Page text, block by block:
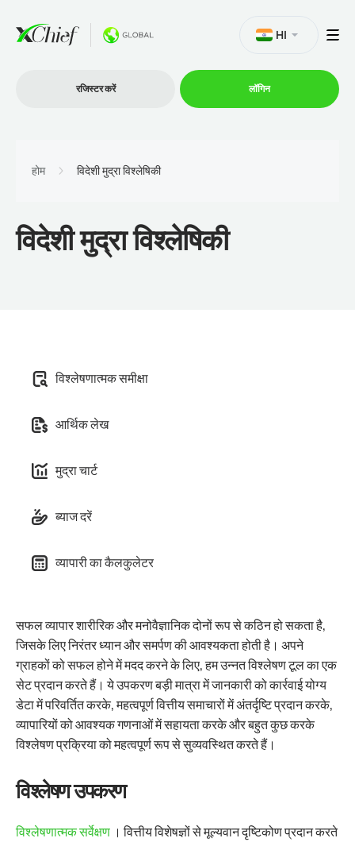
प्रोमोशन
HI
रजिस्टर करें लॉगिन
होम विदेशी मुद्रा विश्लेषिकी
विदेशी मुद्रा विश्लेषिकी
विश्लेषणात्मक समीक्षा
आर्थिक लेख
मुद्रा चार्ट
ब्याज दरें
व्यापारी का कैलकुलेटर
सफल व्यापार शारीरिक और मनोवैज्ञानिक दोनों रूप से कठिन हो सकता है,
जिसके लिए निरंतर ध्यान और समर्पण की आवश्यकता होती है। अपने
ग्राहकों को सफल होने में मदद करने के लिए, हम उन्नत विश्लेषण टूल का एक
सेट प्रदान करते हैं। ये उपकरण बड़ी मात्रा में जानकारी को कार्रवाई योग्य
डेटा में परिवर्तित करके, महत्वपूर्ण वित्तीय समाचारों में अंतर्दृष्टि प्रदान करके,
व्यापारियों को आवश्यक गणनाओं में सहायता करके और बहुत कुछ करके
विश्लेषण प्रक्रिया को महत्वपूर्ण रूप से सुव्यवस्थित करते हैं।
विश्लेषण उपकरण
विश्लेषणात्मक सर्वेक्षण । वित्तीय विशेषज्ञों से मूल्यवान दृष्टिकोण प्रदान करते